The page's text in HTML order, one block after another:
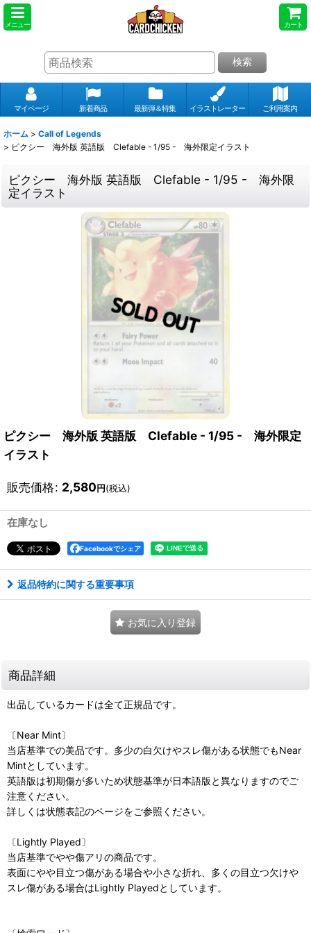
メニュー カート
検索
マイページ 新着商品 最新弾＆特集 イラストレーター ご利用案内
ホーム > Call of Legends
> ピクシー 海外版 英語版 Clefable - 1/95 - 海外限定イラスト
ピクシー 海外版 英語版 Clefable - 1/95 - 海外限
定イラスト
ピクシー 海外版 英語版 Clefable - 1/95 - 海外限定
イラスト
販売価格: 2,580円(税込)
在庫なし
Facebookでシェア
返品特約に関する重要事項
お気に入り登録
商品詳細
出品しているカードは全て正規品です。
〔Near Mint〕
当店基準での美品です。多少の白欠けやスレ傷がある状態でもNear
Mintとしています。
英語版は初期傷が多いため状態基準が日本語版と異なりますのでご
注意ください。
詳しくは状態表記のページをご参照ください。
〔Lightly Played〕
当店基準でやや傷アリの商品です。
表面にやや目立つ傷がある場合や小さな折れ、多くの目立つ欠けや
スレ傷がある場合はLightly Playedとしています。